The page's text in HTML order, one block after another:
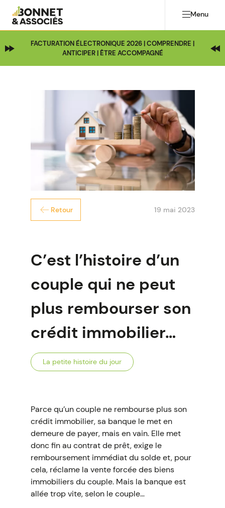
Menu
FACTURATION ÉLECTRONIQUE 2026 | COMPRENDRE |
ANTICIPER | ÊTRE ACCOMPAGNÉ
Retour 19 mai 2023
C’est l’histoire d’un
couple qui ne peut
plus rembourser son
crédit immobilier…
La petite histoire du jour
Parce qu’un couple ne rembourse plus son
crédit immobilier, sa banque le met en
demeure de payer, mais en vain. Elle met
donc fin au contrat de prêt, exige le
remboursement immédiat du solde et, pour
cela, réclame la vente forcée des biens
immobiliers du couple. Mais la banque est
allée trop vite, selon le couple…